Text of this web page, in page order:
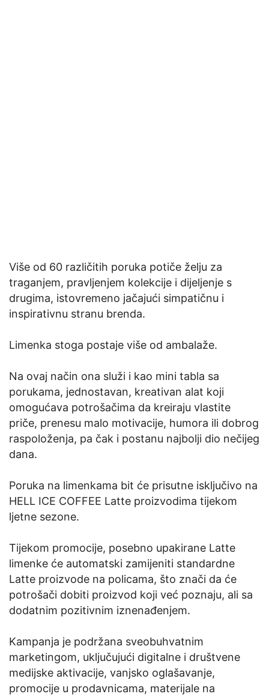
Više od 60 različitih poruka potiče želju za
traganjem, pravljenjem kolekcije i dijeljenje s
drugima, istovremeno jačajući simpatičnu i
inspirativnu stranu brenda.
Limenka stoga postaje više od ambalaže.
Na ovaj način ona služi i kao mini tabla sa
porukama, jednostavan, kreativan alat koji
omogućava potrošačima da kreiraju vlastite
priče, prenesu malo motivacije, humora ili dobrog
raspoloženja, pa čak i postanu najbolji dio nečijeg
dana.
Poruka na limenkama bit će prisutne ​​isključivo na
HELL ICE COFFEE Latte proizvodima tijekom
ljetne sezone.
Tijekom promocije, posebno upakirane Latte
limenke će automatski zamijeniti standardne
Latte proizvode na policama, što znači da će
potrošači dobiti proizvod koji već poznaju, ali sa
dodatnim pozitivnim iznenađenjem.
Kampanja je podržana sveobuhvatnim
marketingom, uključujući digitalne i društvene
medijske aktivacije, vanjsko oglašavanje,
promocije u prodavnicama, materijale na